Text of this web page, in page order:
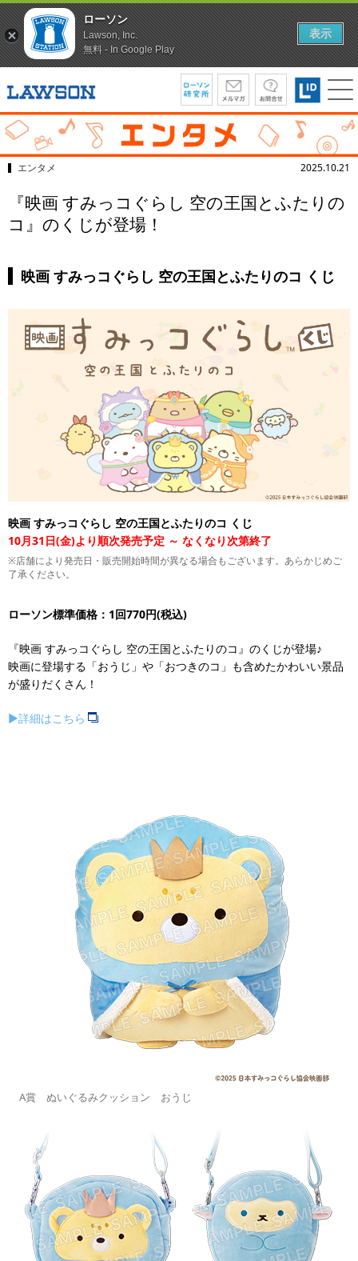
エンタメ 2025.10.21
『映画 すみっコぐらし 空の王国とふたりの
コ』のくじが登場！
映画 すみっコぐらし 空の王国とふたりのコ くじ
映画 すみっコぐらし 空の王国とふたりのコ くじ
10月31日(金)より順次発売予定 ～ なくなり次第終了
※店舗により発売日・販売開始時間が異なる場合もございます。あらかじめご
了承ください。
ローソン標準価格：1回770円(税込)
『映画 すみっコぐらし 空の王国とふたりのコ』のくじが登場♪
映画に登場する「おうじ」や「おつきのコ」も含めたかわいい景品
が盛りだくさん！
▶詳細はこちら
A賞 ぬいぐるみクッション おうじ
ローソン
Lawson, Inc.
無料 - In Google Play
表示